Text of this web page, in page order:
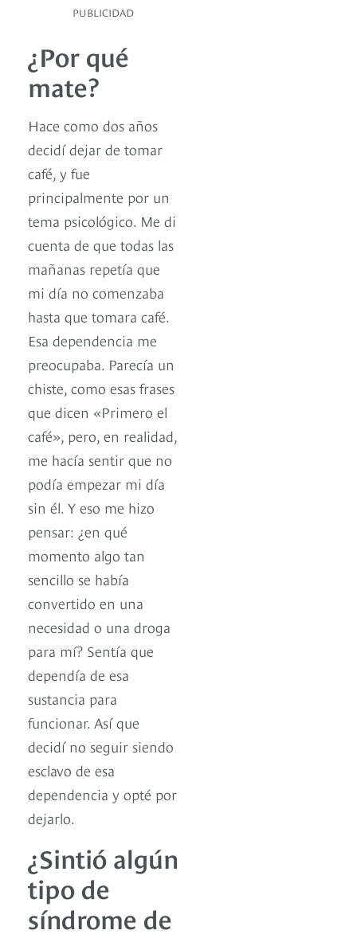
PUBLICIDAD
¿Por qué
mate?
Hace como dos años
decidí dejar de tomar
café, y fue
principalmente por un
tema psicológico. Me di
cuenta de que todas las
mañanas repetía que
mi día no comenzaba
hasta que tomara café.
Esa dependencia me
preocupaba. Parecía un
chiste, como esas frases
que dicen «Primero el
café», pero, en realidad,
me hacía sentir que no
podía empezar mi día
sin él. Y eso me hizo
pensar: ¿en qué
momento algo tan
sencillo se había
convertido en una
necesidad o una droga
para mí? Sentía que
dependía de esa
sustancia para
funcionar. Así que
decidí no seguir siendo
esclavo de esa
dependencia y opté por
dejarlo.
¿Sintió algún
tipo de
síndrome de